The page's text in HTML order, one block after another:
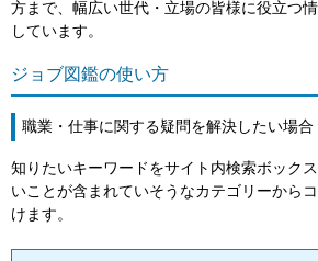
方まで、幅広い世代・立場の皆様に役立つ
しています。
ジョブ図鑑の使い方
職業・仕事に関する疑問を解決したい場合
知りたいキーワードをサイト内検索ボック
いことが含まれていそうなカテゴリーから
けます。